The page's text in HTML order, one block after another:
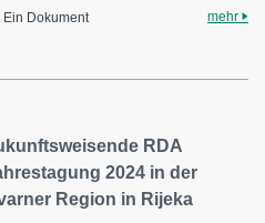
Ein Dokument mehr
RDA
2024 in der
Region in Rijeka